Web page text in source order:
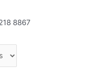
8867